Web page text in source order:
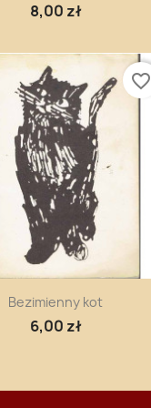
8,00 zł
Szybki podgląd
Bezimienny kot
6,00 zł
favorite_border